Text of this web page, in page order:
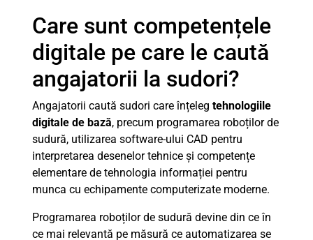
Care sunt competențele
digitale pe care le caută
angajatorii la sudori?
Angajatorii caută sudori care înțeleg tehnologiile
digitale de bază, precum programarea roboților de
sudură, utilizarea software-ului CAD pentru
interpretarea desenelor tehnice și competențe
elementare de tehnologia informației pentru
munca cu echipamente computerizate moderne.
Programarea roboților de sudură devine din ce în
ce mai relevantă pe măsură ce automatizarea se